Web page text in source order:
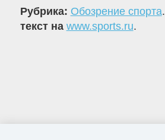
Рубрика: Обозрение спорта.
текст на www.sports.ru.